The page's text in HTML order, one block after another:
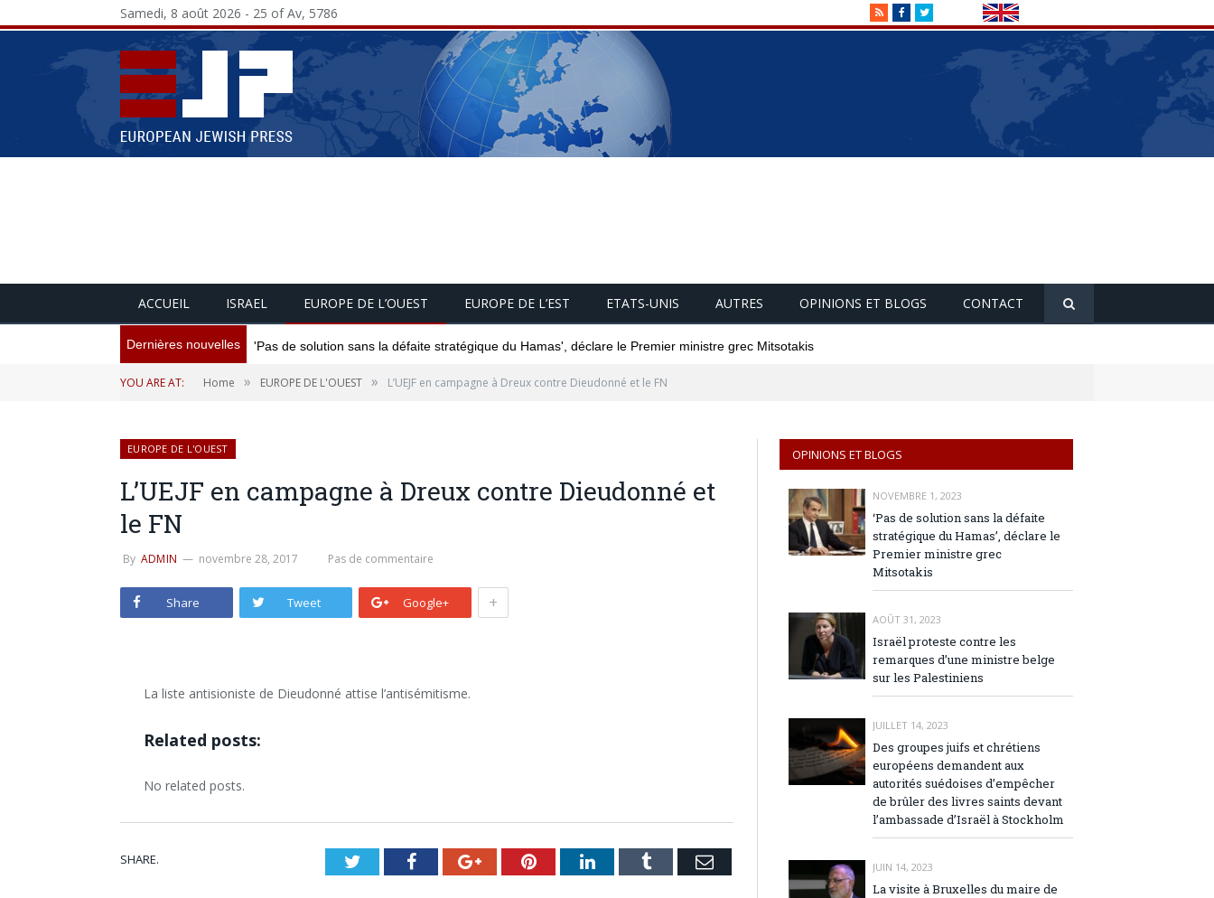
RSSFacebookTwitter
Samedi, 8 août 2026 - 25 of Av, 5786
ACCUEIL ISRAEL EUROPE DE L’OUEST EUROPE DE L’EST ETATS-UNIS AUTRES OPINIONS ET BLOGS CONTACT
Dernières nouvelles 'Pas de solution sans la défaite stratégique du Hamas', déclare le Premier ministre grec Mitsotakis
YOU ARE AT: Home » EUROPE DE L'OUEST » L’UEJF en campagne à Dreux contre Dieudonné et le FN
EUROPE DE L'OUEST
L’UEJF en campagne à Dreux contre Dieudonné et
le FN
By ADMIN novembre 28, 2017 Pas de commentaire
Share Tweet Google+ +
La liste antisioniste de Dieudonné attise l’antisémitisme.
Related posts:
No related posts.
SHARE. TwitterFacebookGoogle+PinterestLinkedInTumblr Email
OPINIONS ET BLOGS
NOVEMBRE 1, 2023
‘Pas de solution sans la défaite
stratégique du Hamas’, déclare le
Premier ministre grec
Mitsotakis
AOÛT 31, 2023
Israël proteste contre les
remarques d’une ministre belge
sur les Palestiniens
JUILLET 14, 2023
Des groupes juifs et chrétiens
européens demandent aux
autorités suédoises d’empêcher
de brûler des livres saints devant
l’ambassade d’Israël à Stockholm
JUIN 14, 2023
La visite à Bruxelles du maire de